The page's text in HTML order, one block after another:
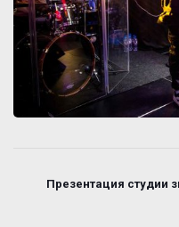
Презентация студии